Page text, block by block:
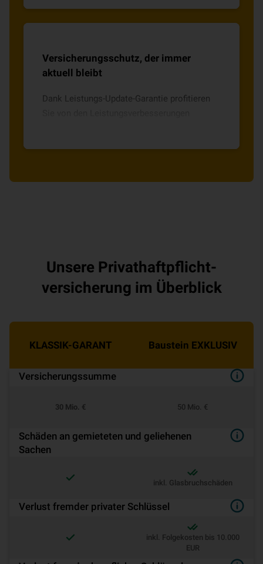
Versicherungsschutz, der immer
aktuell bleibt
Dank Leistungs-Update-Garantie profitieren
Unsere Privat­haft­pflicht­
versicherung im Überblick
KLASSIK-GARANT Baustein EXKLUSIV
Ver­si­che­rungs­sum­me
30 Mio. € 50 Mio. €
Schäden an gemieteten und geliehenen
Sachen
inkl. Glasbruchschäden
Verlust fremder privater Schlüssel
inkl. Folgekosten bis 10.000
EUR